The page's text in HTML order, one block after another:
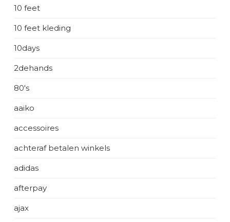
10 feet
10 feet kleding
10days
2dehands
80's
aaiko
accessoires
achteraf betalen winkels
adidas
afterpay
ajax